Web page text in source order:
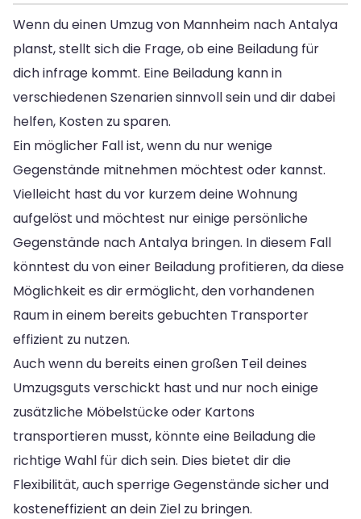
Wenn du einen Umzug von Mannheim nach Antalya
planst, stellt sich die Frage, ob eine Beiladung für
dich infrage kommt. Eine Beiladung kann in
verschiedenen Szenarien sinnvoll sein und dir dabei
helfen, Kosten zu sparen.
Ein möglicher Fall ist, wenn du nur wenige
Gegenstände mitnehmen möchtest oder kannst.
Vielleicht hast du vor kurzem deine Wohnung
aufgelöst und möchtest nur einige persönliche
Gegenstände nach Antalya bringen. In diesem Fall
könntest du von einer Beiladung profitieren, da diese
Möglichkeit es dir ermöglicht, den vorhandenen
Raum in einem bereits gebuchten Transporter
effizient zu nutzen.
Auch wenn du bereits einen großen Teil deines
Umzugsguts verschickt hast und nur noch einige
zusätzliche Möbelstücke oder Kartons
transportieren musst, könnte eine Beiladung die
richtige Wahl für dich sein. Dies bietet dir die
Flexibilität, auch sperrige Gegenstände sicher und
kosteneffizient an dein Ziel zu bringen.